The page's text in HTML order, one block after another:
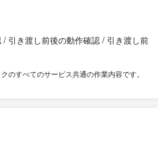
引き渡し前後の動作確認 / 引き渡し前
のすべてのサービス共通の作業内容です。